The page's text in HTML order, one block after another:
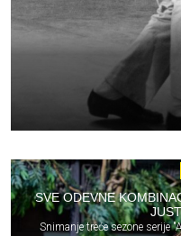
SVE ODEVNE
Snimanje treće sezone serije